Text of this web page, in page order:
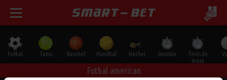
Fotbal Tenis Baschet Handbal Hochei Snooker
Tenis de
masa
Fotbal american